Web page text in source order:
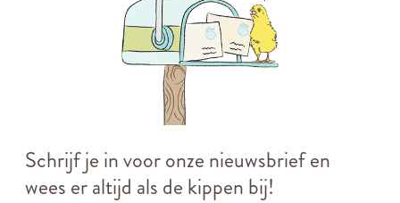
Schrijf je in voor onze nieuwsbrief en
wees er altijd als de kippen bij!